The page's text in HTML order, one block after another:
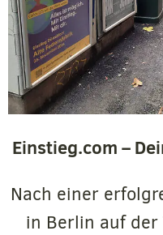
Einstieg.com –
Nach einer
in Berlin auf der